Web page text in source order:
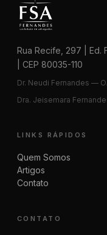
Rua Recife, 297 | Ed.
| CEP 80035-110
Dr. Neudi Fernandes —
Dra. Jeisemara
LINKS RÁPIDOS
Quem Somos
Artigos
Contato
CONTATO